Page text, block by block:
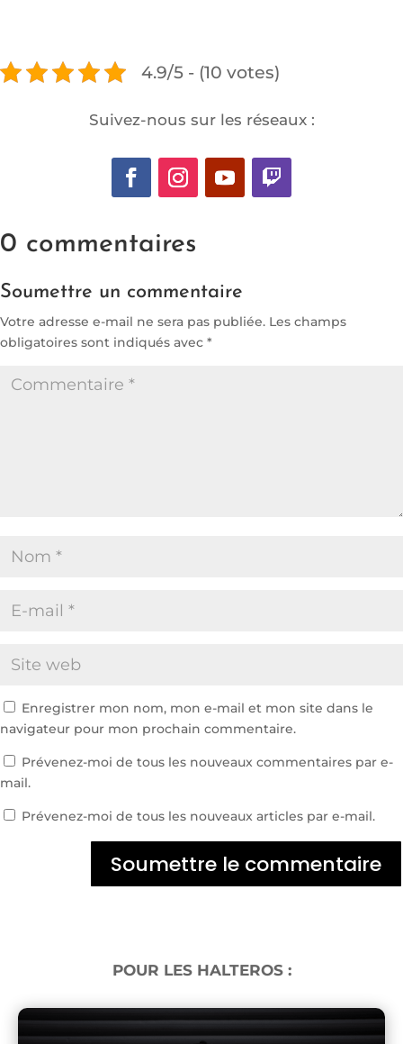
4.9/5 - (10 votes)
Suivez-nous sur les réseaux :
0 commentaires
Soumettre un commentaire
Votre adresse e-mail ne sera pas publiée. Les champs
obligatoires sont indiqués avec *
Enregistrer mon nom, mon e-mail et mon site dans le
navigateur pour mon prochain commentaire.
Prévenez-moi de tous les nouveaux commentaires par e-
mail.
Prévenez-moi de tous les nouveaux articles par e-mail.
Soumettre le commentaire
POUR LES HALTEROS :